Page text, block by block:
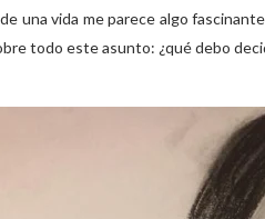
una vida me parece algo
todo este asunto: ¿qué debo